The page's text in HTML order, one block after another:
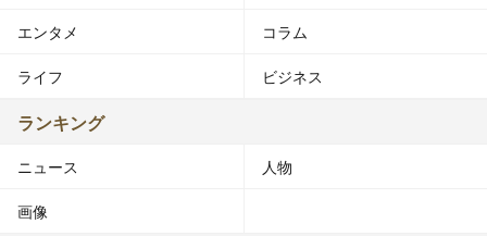
エンタメ コラム
ライフ ビジネス
ランキング
ニュース 人物
画像